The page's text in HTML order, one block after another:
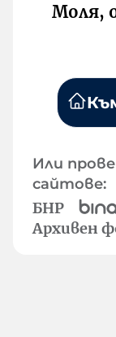
Моля,
Или
сайтове:
БНР
Архивен